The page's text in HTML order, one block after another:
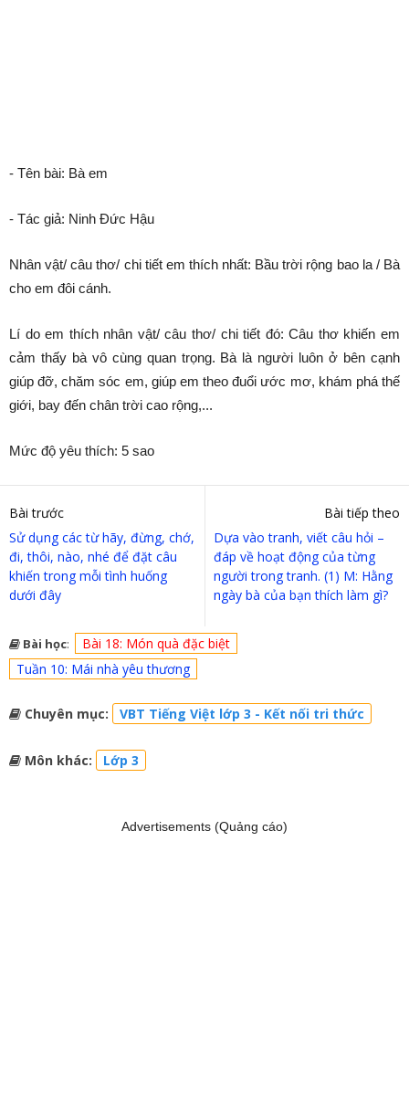
- Tên bài: Bà em
- Tác giả: Ninh Đức Hậu
Nhân vật/ câu thơ/ chi tiết em thích nhất: Bầu trời rộng bao la / Bà
cho em đôi cánh.
Lí do em thích nhân vật/ câu thơ/ chi tiết đó: Câu thơ khiến em
cảm thấy bà vô cùng quan trọng. Bà là người luôn ở bên cạnh
giúp đỡ, chăm sóc em, giúp em theo đuổi ước mơ, khám phá thế
giới, bay đến chân trời cao rộng,...
Mức độ yêu thích: 5 sao
Bài trước
Sử dụng các từ hãy, đừng, chớ,
đi, thôi, nào, nhé để đặt câu
khiến trong mỗi tình huống
dưới đây
Bài tiếp theo
Dựa vào tranh, viết câu hỏi –
đáp về hoạt động của từng
người trong tranh. (1) M: Hằng
ngày bà của bạn thích làm gì?
Bài học:
Bài 18: Món quà đặc biệt
Tuần 10: Mái nhà yêu thương
Chuyên mục: VBT Tiếng Việt lớp 3 - Kết nối tri thức
Môn khác: Lớp 3
Advertisements (Quảng cáo)